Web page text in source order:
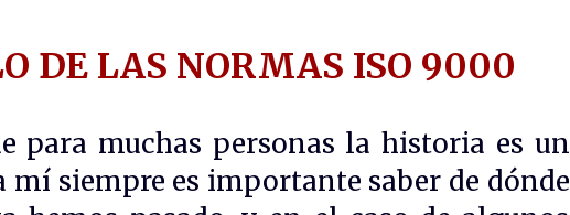
DE LAS NORMAS ISO 9000
para muchas personas la historia es un
mí siempre es importante saber de dónde